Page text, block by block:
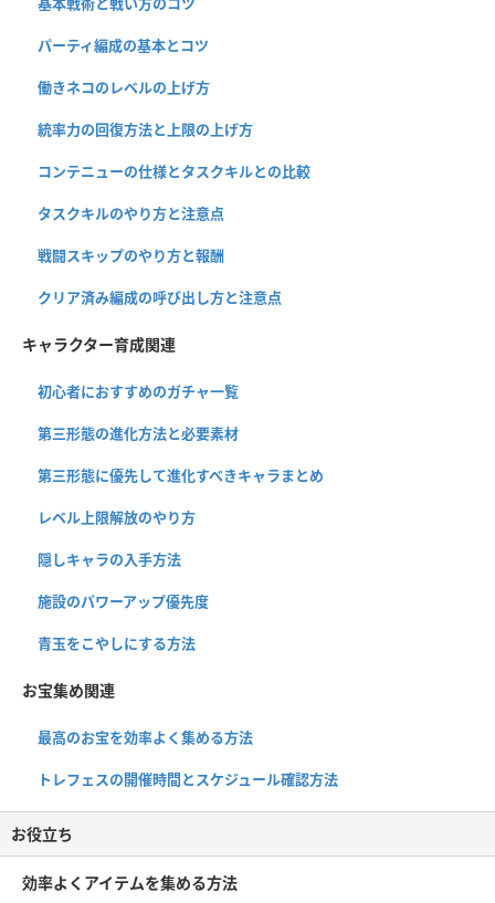
パーティ編成の基本とコツ
働きネコのレベルの上げ方
統率力の回復方法と上限の上げ方
コンテニューの仕様とタスクキルとの比較
タスクキルのやり方と注意点
戦闘スキップのやり方と報酬
クリア済み編成の呼び出し方と注意点
キャラクター育成関連
初心者におすすめのガチャ一覧
第三形態の進化方法と必要素材
第三形態に優先して進化すべきキャラまとめ
レベル上限解放のやり方
隠しキャラの入手方法
施設のパワーアップ優先度
青玉をこやしにする方法
お宝集め関連
最高のお宝を効率よく集める方法
トレフェスの開催時間とスケジュール確認方法
お役立ち
効率よくアイテムを集める方法